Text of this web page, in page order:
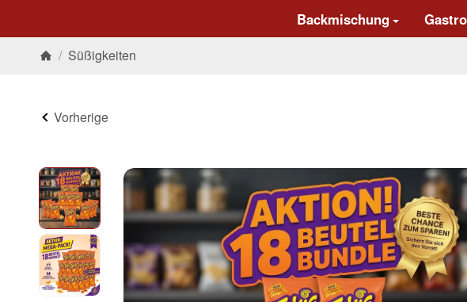
Backmischung
/ Süßigkeiten
Vorherige